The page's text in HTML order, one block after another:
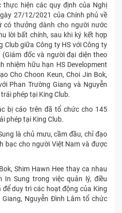
thực hiện các quy định của Nghị
27/12/2021 của Chính phủ về
có thưởng dành cho người nước
lời bất chính, sau khi ký kết hợp
Club giữa Công ty HS với Công ty
đốc và người đại diện theo
nhiệm hữu hạn HS Development
Cho Choon Keun, Choi Jin Bok,
Phan Trường Giang và Nguyễn
phép tại King Club.
bị cáo trên đã tổ chức cho 145
phép tại King Club.
là chủ mưu, cầm đầu, chỉ đạo
bạc cho người Việt Nam và được
Shim Hawn Hee thay ca nhau
Sung trong việc quản lý, điều
để duy trì các hoạt động của King
Nguyễn Đình Lâm tổ chức